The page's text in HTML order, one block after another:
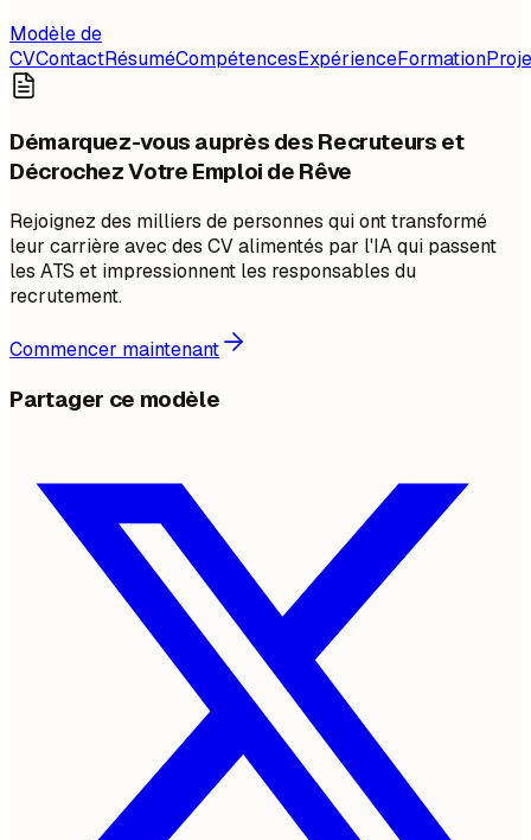
Modèle de
CVContactRésuméCompétencesExpérienceFormation
Démarquez-vous auprès des Recruteurs et
Décrochez Votre Emploi de Rêve
Rejoignez des milliers de personnes qui ont transformé
leur carrière avec des CV alimentés par l'IA qui passent
les ATS et impressionnent les responsables du
recrutement.
Commencer maintenant
Partager ce modèle